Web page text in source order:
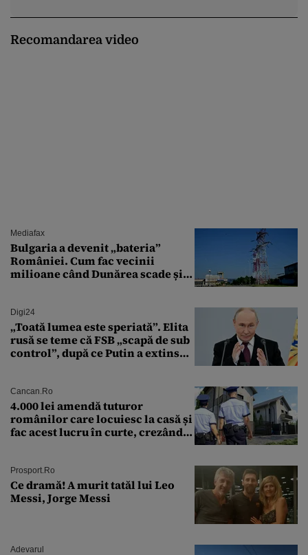
Recomandarea video
Mediafax
Bulgaria a devenit „bateria”
României. Cum fac vecinii
milioane când Dunărea scade și
Digi24
„Toată lumea este speriată”. Elita
rusă se teme că FSB „scapă de sub
control”, după ce Putin a extins
Cancan.ro
4.000 lei amendă tuturor
românilor care locuiesc la casă și
fac acest lucru în curte, crezând
Prosport.ro
Ce dramă! A murit tatăl lui Leo
Messi, Jorge Messi
Adevarul